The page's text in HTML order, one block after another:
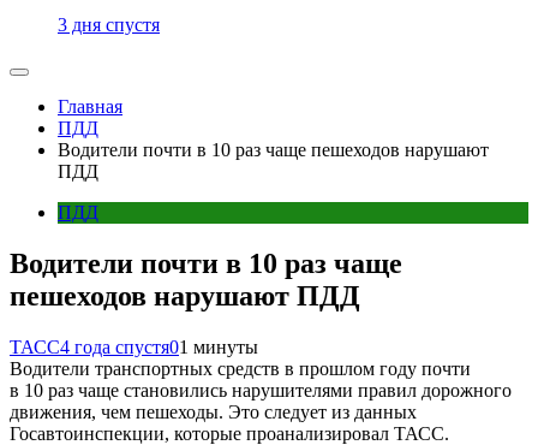
3 дня спустя
Главная
ПДД
Водители почти в 10 раз чаще пешеходов нарушают
ПДД
ПДД
Водители почти в 10 раз чаще
пешеходов нарушают ПДД
ТАСС4 года спустя01 минуты
Водители транспортных средств в прошлом году почти
в 10 раз чаще становились нарушителями правил дорожного
движения, чем пешеходы. Это следует из данных
Госавтоинспекции, которые проанализировал ТАСС.